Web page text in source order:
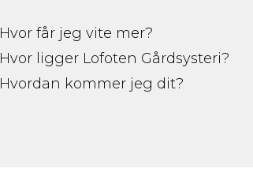
Hvor får jeg vite mer?
Hvor ligger Lofoten Gårdsysteri?
Hvordan kommer jeg dit?